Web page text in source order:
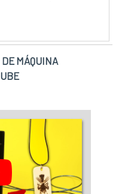
no corte e
equipamento é
de carimbos
variados
do
produção é
MÁQUINA